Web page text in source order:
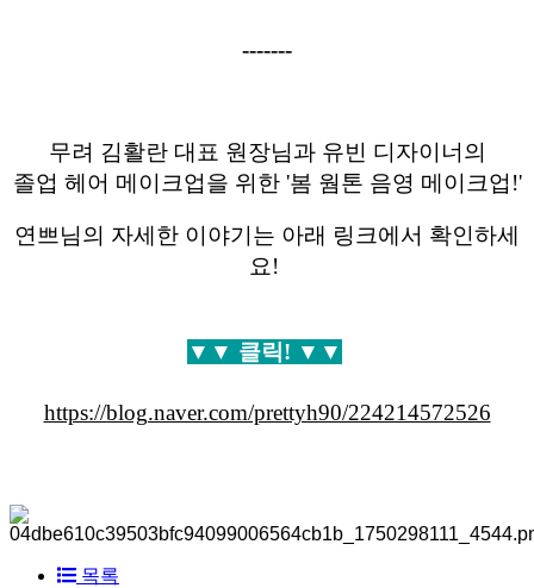
-------
무려 김활란 대표 원장님과 유빈 디자이너의
졸업 헤어 메이크업을 위한 '봄 웜톤 음영 메이크업!'
연쁘님의 자세한 이야기는 아래 링크에서 확인하세
요!
▼▼ 클릭! ▼▼
https://blog.naver.com/prettyh90/224214572526
목록